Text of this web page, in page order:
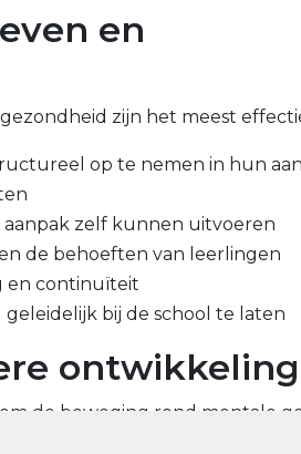
en
zijn het meest
op te nemen in hun
zelf kunnen uitvoeren
de behoeften van leerlingen
en continuïteit
bij de school te laten
ontwikkeling
de beweging rond mentale